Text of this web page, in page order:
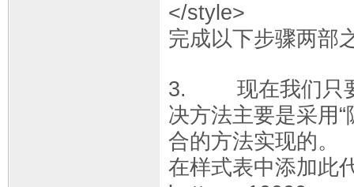
</style>
完成以下步骤两部
3. 现在我们只要
决方法主要是采用“
合的方法实现的。
在样式表中添加此